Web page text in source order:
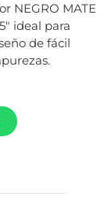
NEGRO MATE
ideal para
de fácil